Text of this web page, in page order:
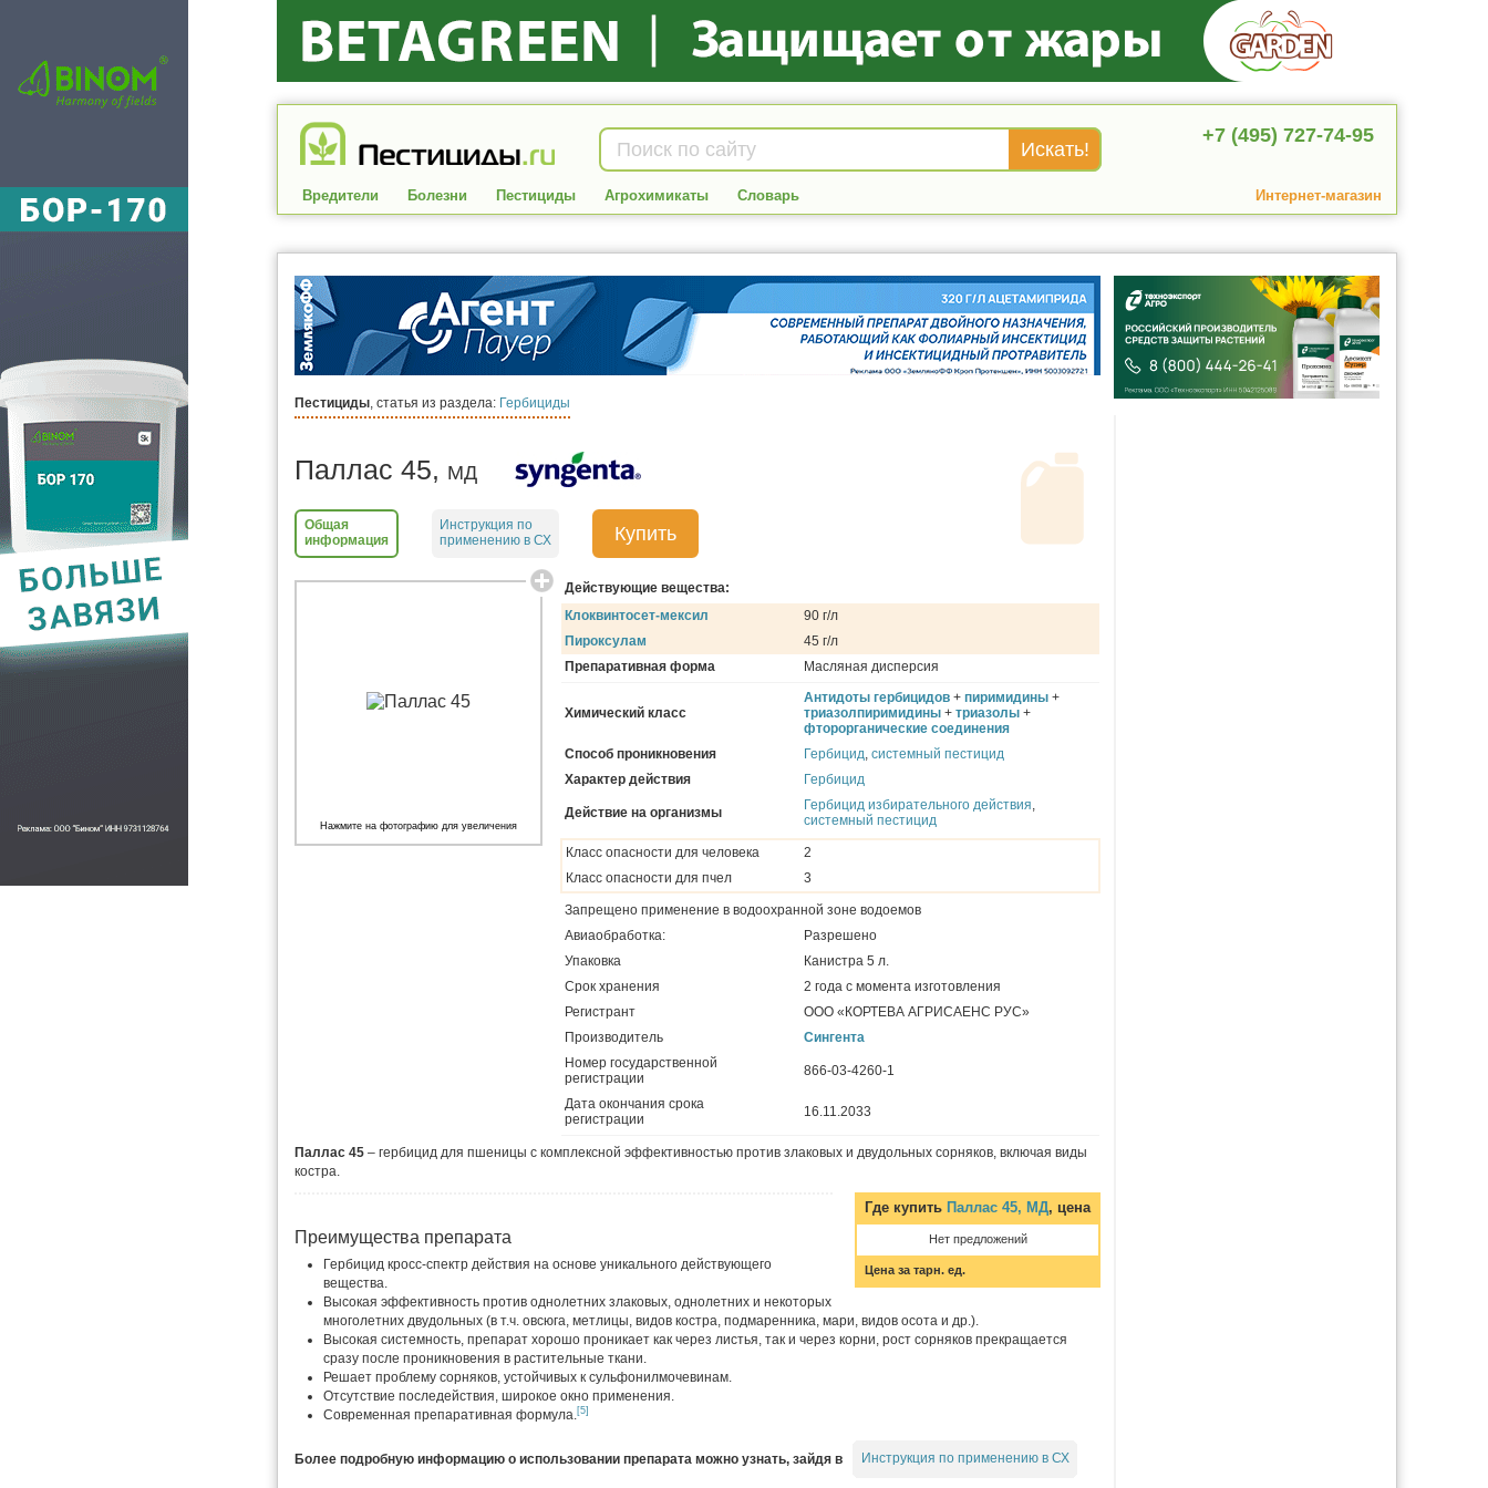
+7 (495) 727-74-95
Вредители Болезни Пестициды Агрохимикаты Словарь Интернет-магазин
Пестициды, статья из раздела: Гербициды
Паллас 45, МД
Общая
информация
Инструкция по
применению в СХ
Купить
Действующие вещества:
Клоквинтосет-мексил
90 г/л
Пироксулам
45 г/л
Препаративная форма
Масляная дисперсия
Химический класс
Антидоты гербицидов + пиримидины +
триазолпиримидины + триазолы +
фторорганические соединения
Способ проникновения
Гербицид, системный пестицид
Характер действия
Гербицид
Действие на организмы Гербицид избирательного действия,
системный пестицид
Класс опасности для человека
2
Класс опасности для пчел
3
Запрещено применение в водоохранной зоне водоемов
Авиаобработка:
Разрешено
Упаковка
Канистра 5 л.
Срок хранения
2 года с момента изготовления
Регистрант
ООО «КОРТЕВА АГРИСАЕНС РУС»
Производитель
Сингента
Номер государственной
регистрации
866-03-4260-1
Дата окончания срока
регистрации
16.11.2033
Нажмите на фотографию для увеличения
Паллас 45 – гербицид для пшеницы с комплексной эффективностью против злаковых и двудольных сорняков, включая виды
костра.
Где купить Паллас 45, МД, цена
Нет предложений
Цена за тарн. ед.
Преимущества препарата
Гербицид кросс-спектр действия на основе уникального действующего
вещества.
Высокая эффективность против однолетних злаковых, однолетних и некоторых
многолетних двудольных (в т.ч. овсюга, метлицы, видов костра, подмаренника, мари, видов осота и др.).
Высокая системность, препарат хорошо проникает как через листья, так и через корни, рост сорняков прекращается
сразу после проникновения в растительные ткани.
Решает проблему сорняков, устойчивых к сульфонилмочевинам.
Отсутствие последействия, широкое окно применения.
Современная препаративная формула.[5]
Более подробную информацию о использовании препарата можно узнать, зайдя в Инструкция по применению в СХ